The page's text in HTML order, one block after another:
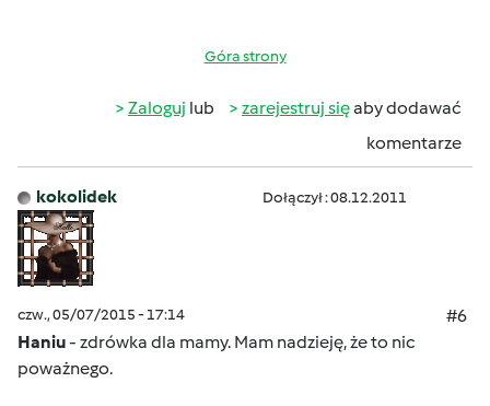
Góra strony
Zaloguj lub zarejestruj sięaby dodawać
komentarze
kokolidek Dołączył : 08.12.2011
czw., 05/07/2015 - 17:14
#6
Haniu- zdrówka dla mamy. Mam nadzieję, że to nic
poważnego.